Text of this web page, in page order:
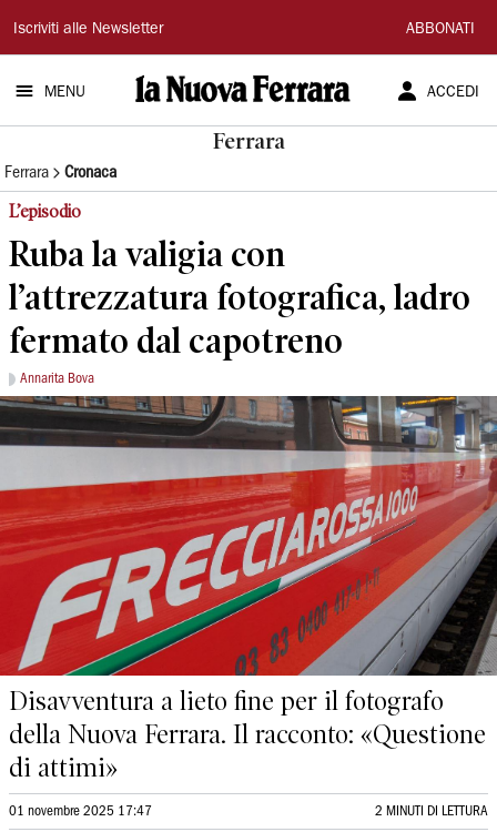
La
Nuova
Ferrara
Iscriviti alle Newsletter ABBONATI
MENU ACCEDI
Ferrara
Ferrara Cronaca
L’episodio
Ruba la valigia con
l’attrezzatura fotografica, ladro
fermato dal capotreno
Annarita Bova
Disavventura a lieto fine per il fotografo
della Nuova Ferrara. Il racconto: «Questione
di attimi»
01 novembre 2025 17:47 2 MINUTI DI LETTURA